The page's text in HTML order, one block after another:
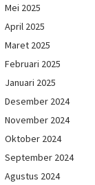
Mei 2025
April 2025
Maret 2025
Februari 2025
Januari 2025
Desember 2024
November 2024
Oktober 2024
September 2024
Agustus 2024